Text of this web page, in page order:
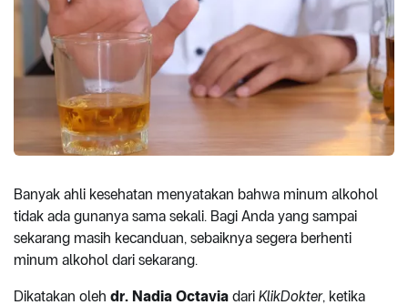
Banyak ahli kesehatan menyatakan bahwa minum alkohol
tidak ada gunanya sama sekali. Bagi Anda yang sampai
sekarang masih kecanduan, sebaiknya segera berhenti
minum alkohol dari sekarang.
Dikatakan oleh dr. Nadia Octavia dari KlikDokter, ketika